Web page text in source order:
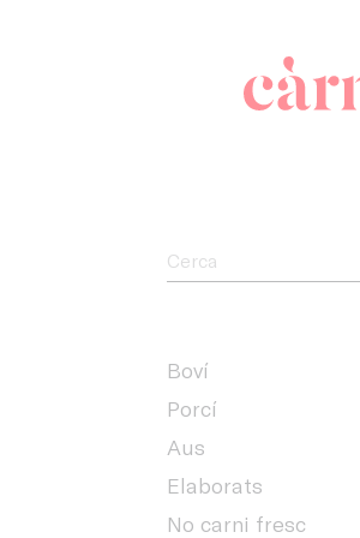
Boví
Porcí
Aus
Elaborats
No carni fresc